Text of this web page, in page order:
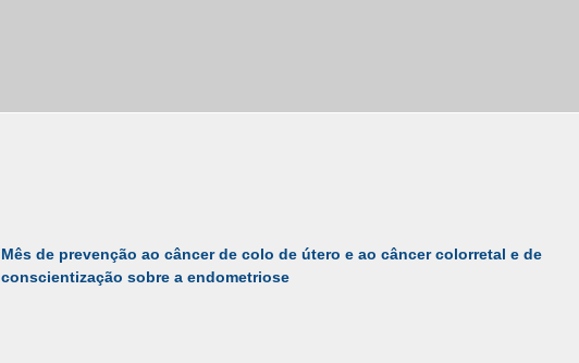
Mês de prevenção ao câncer de colo de útero e ao câncer colorretal e de
conscientização sobre a endometriose